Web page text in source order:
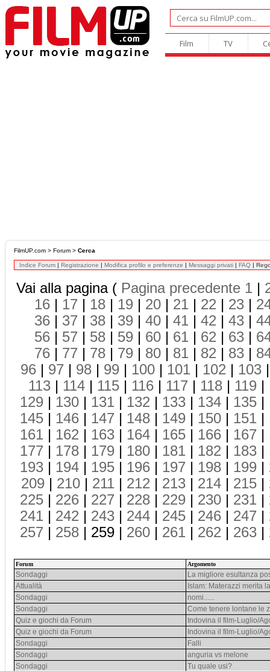
Film TV
FilmUP.com > Forum > Cerca
Indice Forum | Registrazione | Modifica profilo e preferenze | Messaggi privati | FAQ |
Vai alla pagina ( Pagina precedente 1 |
16 | 17 | 18 | 19 | 20 | 21 | 22 | 23 |
36 | 37 | 38 | 39 | 40 | 41 | 42 | 43 |
56 | 57 | 58 | 59 | 60 | 61 | 62 | 63 |
76 | 77 | 78 | 79 | 80 | 81 | 82 | 83 |
96 | 97 | 98 | 99 | 100 | 101 | 102 | 103
113 | 114 | 115 | 116 | 117 | 118 | 119 |
129 | 130 | 131 | 132 | 133 | 134 | 135 |
145 | 146 | 147 | 148 | 149 | 150 | 151 |
161 | 162 | 163 | 164 | 165 | 166 | 167 |
177 | 178 | 179 | 180 | 181 | 182 | 183 |
193 | 194 | 195 | 196 | 197 | 198 | 199 |
209 | 210 | 211 | 212 | 213 | 214 | 215 |
225 | 226 | 227 | 228 | 229 | 230 | 231 |
241 | 242 | 243 | 244 | 245 | 246 | 247 |
257 | 258 | 259 | 260 | 261 | 262 | 263 |
Forum Argomento
Sondaggi
La migliore esultanza
Attualità
Islam: Materazzi merita
Sondaggi
nomi......
Sondaggi
Come tenere lontane le
Quiz e giochi da Forum
Indovina il film-Luglio/
Quiz e giochi da Forum
Indovina il film-Luglio/
Sondaggi
Falli
Sondaggi
anguria vs melone
Sondaggi
Tu quale usi?